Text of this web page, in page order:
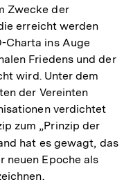
Zwecke der
erreicht werden
Charta ins Auge
Friedens und der
wird. Unter dem
der Vereinten
verdichtet
zum „Prinzip der
hat es gewagt, das
neuen Epoche als